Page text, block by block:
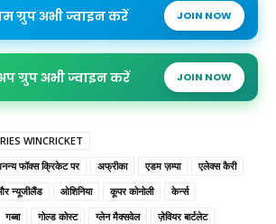
ग्रुप अभी ज्वाइन करें JOIN NOW
ग्रुप अभी ज्वाइन करें JOIN NOW
WINCRICKET
फॉक्स क्रिकेट पर
अफ्रीका एडम ज़म्पा
एलेक्स कैरी
न्यूजीलैंड ओशिनिया कूपर कोनोली
केर्न्स
गब्बा गोल्ड कोस्ट ग्लेन मैक्सवेल
ज़ेवियर बार्टलेट